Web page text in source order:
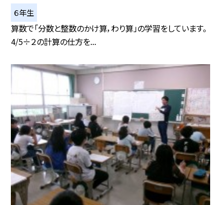
６年生
算数で「分数と整数のかけ算，わり算」の学習をしています。
4/5÷２の計算の仕方を...